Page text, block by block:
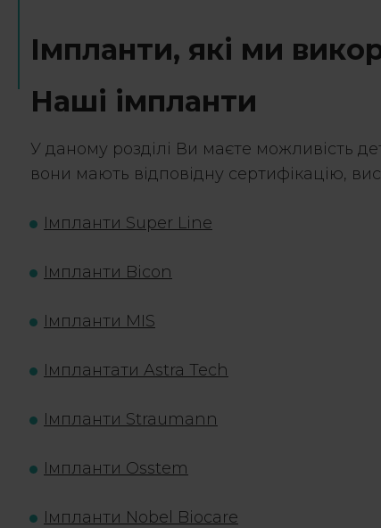
Імпланти, які ми
Наші імпланти
У даному розділі Ви маєте можливість
вони мають відповідну сертифікацію,
Імпланти Super Line
Імпланти Bicon
Імпланти MIS
Імплантати Astra Tech
Імпланти Straumann
Імпланти Osstem
Імпланти Nobel Biocare